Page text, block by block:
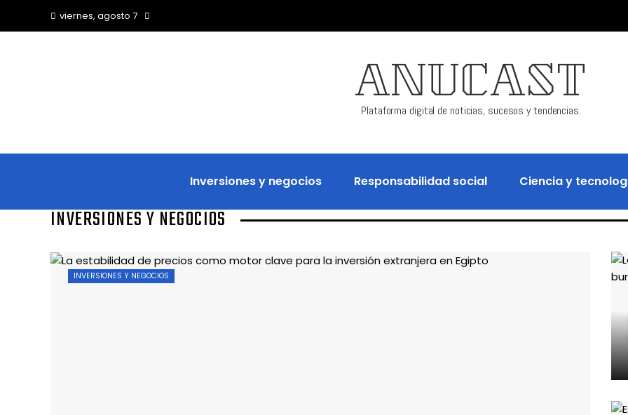
viernes, agosto 7
ANUCAST
Plataforma digital de noticias, sucesos y tendencias.
Inversiones y negocios Responsabilidad social Ciencia y
INVERSIONES Y NEGOCIOS
INVERSIONES Y NEGOCIOS